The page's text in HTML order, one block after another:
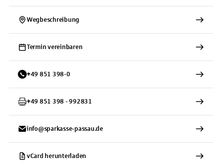
Wegbeschreibung
Termin vereinbaren
+49 851 398-0
+49 851 398 - 992831
info@sparkasse-passau.de
vCard herunterladen